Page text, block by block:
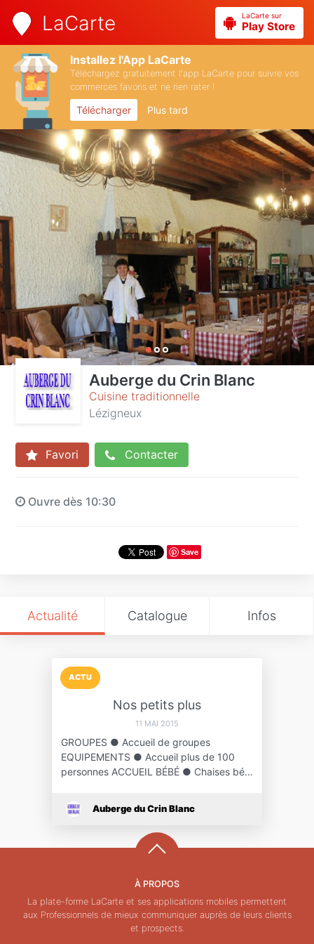
LaCarte LaCarte sur
Play Store
Installez l'App LaCarte
Téléchargez gratuitement l'app LaCarte pour suivre vos
commerces favoris et ne rien rater !
Télécharger Plus tard
Auberge du Crin Blanc
Cuisine traditionnelle
Lézigneux
Favori Contacter
Ouvre dès 10:30
Save
Actualité Catalogue Infos
ACTU
Nos petits plus
11 MAI 2015
GROUPES ● Accueil de groupes
EQUIPEMENTS ● Accueil plus de 100
personnes ACCUEIL BÉBÉ ● Chaises bé…
Auberge du Crin Blanc
À PROPOS
La plate-forme LaCarte et ses applications mobiles permettent
aux Professionnels de mieux communiquer auprès de leurs clients
et prospects.